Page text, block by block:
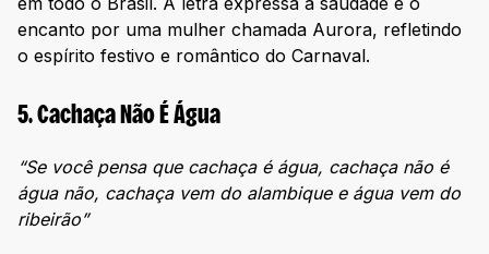
encanto por uma mulher chamada Aurora, refletindo
o espírito festivo e romântico do Carnaval.
5. Cachaça Não É Água
“Se você pensa que cachaça é água, cachaça não é
água não, cachaça vem do alambique e água vem do
ribeirão”